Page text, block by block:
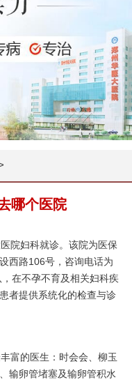
哪个医院
院妇科就诊。该院为医保
西路106号，咨询电话为
在不孕不育及相关妇科疾
者提供系统化的检查与诊
富的医生：时会会、柳玉
输卵管堵塞及输卵管积水